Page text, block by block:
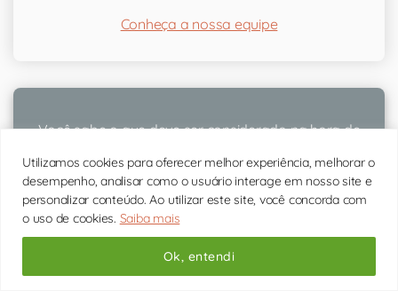
Utilizamos cookies para oferecer melhor experiência, melhorar o
desempenho, analisar como o usuário interage em nosso site e
personalizar conteúdo. Ao utilizar este site, você concorda com
o uso de cookies. Saiba mais
Ok, entendi
Conheça a nossa equipe
Você sabe o que deve ser considerado na hora de
O psicólogo ideal